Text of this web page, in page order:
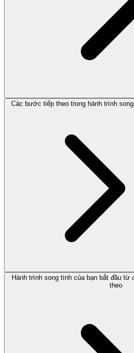
Các bước tiếp theo trong hành trình
Hành trình song tính của bạn bắt đầu
theo